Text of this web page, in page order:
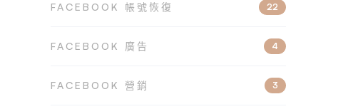
FACEBOOK 帳號恢復 22
FACEBOOK 廣告 4
FACEBOOK 營銷 3